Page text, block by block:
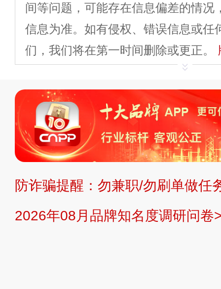
间等问题，可能存在信息偏差的情况
信息为准。如有侵权、错误信息或任
们，我们将在第一时间删除或更正。
平台自有内容（文字
标、LOGO 等）知识产权归本站所
复制、转载、商用。本站不生产产
不代理、不招商、不提供中介服务。
持投资购买的观点或意见，页面信息
提交说明： 快速提交发布>> 提交品
防诈骗提醒：勿兼职/勿刷单做任
2026年08月品牌知名度调研问卷